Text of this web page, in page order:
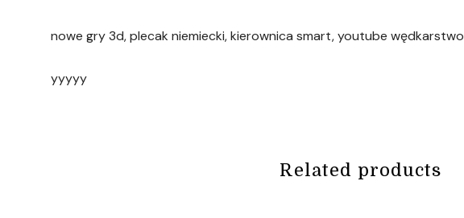
nowe gry 3d, plecak niemiecki, kierownica smart, youtube wędkarstwo
yyyyy
Related products